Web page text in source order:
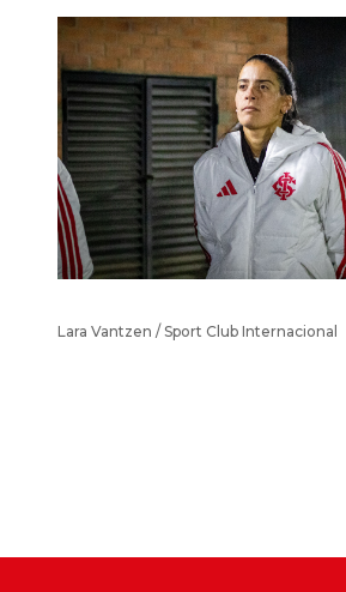
Lara Vantzen / Sport Club Internacional